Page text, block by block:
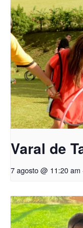
Varal de
7 agosto @ 11:20 am